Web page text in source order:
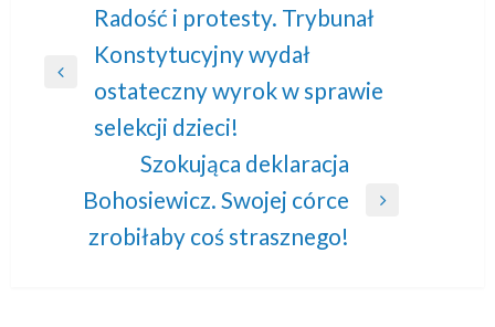
Nawigacja
wpisu
Previous
Radość i protesty. Trybunał
Konstytucyjny wydał
ostateczny wyrok w sprawie
selekcji dzieci!
Next
Post
Szokująca deklaracja
Bohosiewicz. Swojej córce
zrobiłaby coś strasznego!